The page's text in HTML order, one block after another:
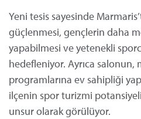
Yeni tesis sayesinde
güçlenmesi, gençlerin daha
yapabilmesi ve yetenekli
hedefleniyor. Ayrıca salonun,
programlarına ev sahipliği
ilçenin spor turizmi
unsur olarak görülüyor.